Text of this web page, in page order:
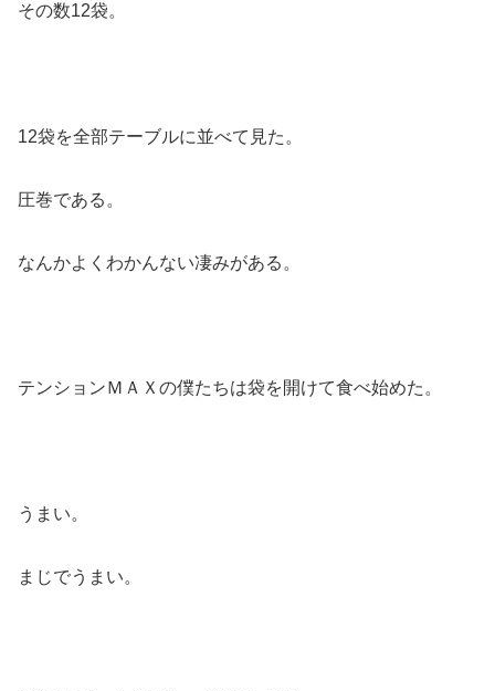
その数12袋。
12袋を全部テーブルに並べて見た。
圧巻である。
なんかよくわかんない凄みがある。
テンションＭＡＸの僕たちは袋を開けて食べ始めた。
うまい。
まじでうまい。